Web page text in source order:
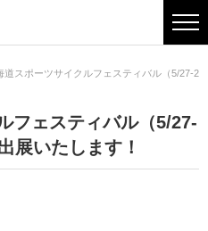
道スポーツサイクルフェスティバル（5/27-
フェスティバル（5/27-
展いたします！